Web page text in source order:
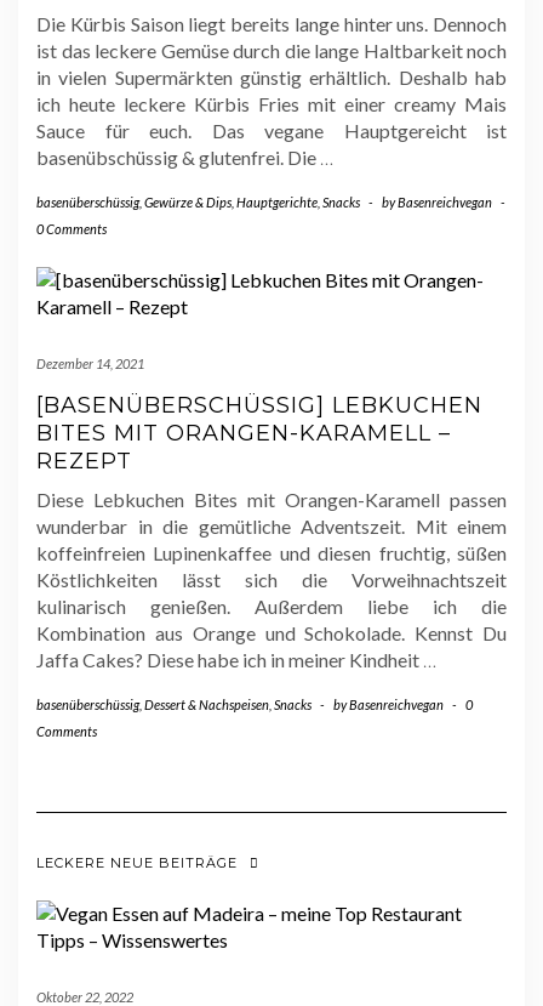
Die Kürbis Saison liegt bereits lange hinter uns. Dennoch
ist das leckere Gemüse durch die lange Haltbarkeit noch
in vielen Supermärkten günstig erhältlich. Deshalb hab
ich heute leckere Kürbis Fries mit einer creamy Mais
Sauce für euch. Das vegane Hauptgereicht ist
basenübschüssig & glutenfrei. Die …
basenüberschüssig, Gewürze & Dips Hauptgerichte Snacks - byBasenreichvegan -
0 Comments
Dezember 14, 2021
[BASENÜBERSCHÜSSIG] LEBKUCHEN
BITES MIT ORANGEN-KARAMELL –
REZEPT
Diese Lebkuchen Bites mit Orangen-Karamell passen
wunderbar in die gemütliche Adventszeit. Mit einem
koffeinfreien Lupinenkaffee und diesen fruchtig, süßen
Köstlichkeiten lässt sich die Vorweihnachtszeit
kulinarisch genießen. Außerdem liebe ich die
Kombination aus Orange und Schokolade. Kennst Du
Jaffa Cakes? Diese habe ich in meiner Kindheit …
basenüberschüssig, Dessert & Nachspeisen Snacks - byBasenreichvegan -
0
Comments
LECKERE NEUE BEITRÄGE
Oktober 22, 2022